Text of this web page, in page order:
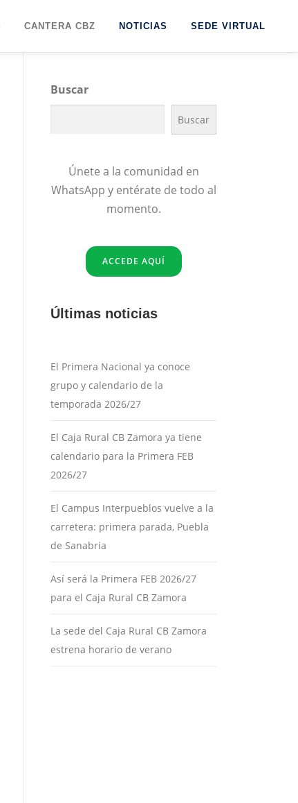
CANTERA CBZ NOTICIAS SEDE VIRTUAL
Buscar
Buscar
Únete a la comunidad en
WhatsApp y entérate de todo al
momento.
ACCEDE AQUÍ
Últimas noticias
El Primera Nacional ya conoce
grupo y calendario de la
temporada 2026/27
El Caja Rural CB Zamora ya tiene
calendario para la Primera FEB
2026/27
El Campus Interpueblos vuelve a la
carretera: primera parada, Puebla
de Sanabria
Así será la Primera FEB 2026/27
para el Caja Rural CB Zamora
La sede del Caja Rural CB Zamora
estrena horario de verano